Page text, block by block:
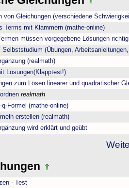
von Gleichungen (verschiedene
Terms mit Klammern (mathe-online)
müssen vorgegebene Lösungen
Selbststudium (Übungen,
(realmath)
Lösungen(Klapptest!)
zum Lösen linearer und quadratischer
realmath
q-Formel (mathe-online)
erstellen (realmath)
wird erklärt und geübt
- Test